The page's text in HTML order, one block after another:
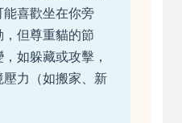
喜歡坐在你旁
但尊重貓的節
如躲藏或攻擊，
力（如搬家、新